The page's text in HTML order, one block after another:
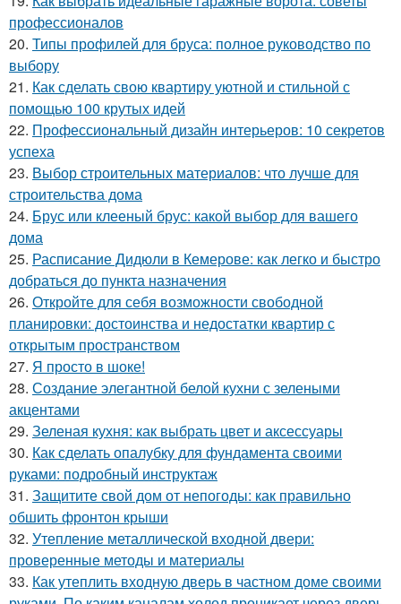
профессионалов
20. Типы профилей для бруса: полное руководство по
выбору
21. Как сделать свою квартиру уютной и стильной с
помощью 100 крутых идей
22. Профессиональный дизайн интерьеров: 10 секретов
успеха
23. Выбор строительных материалов: что лучше для
строительства дома
24. Брус или клееный брус: какой выбор для вашего
дома
25. Расписание Дидюли в Кемерове: как легко и быстро
добраться до пункта назначения
26. Откройте для себя возможности свободной
планировки: достоинства и недостатки квартир с
открытым пространством
27. Я просто в шоке!
28. Создание элегантной белой кухни с зелеными
акцентами
29. Зеленая кухня: как выбрать цвет и аксессуары
30. Как сделать опалубку для фундамента своими
руками: подробный инструктаж
31. Защитите свой дом от непогоды: как правильно
обшить фронтон крыши
32. Утепление металлической входной двери:
проверенные методы и материалы
33. Как утеплить входную дверь в частном доме своими